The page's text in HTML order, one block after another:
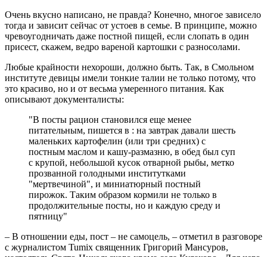
Очень вкусно написано, не правда? Конечно, многое зависело
тогда и зависит сейчас от устоев в семье. В принципе, можно
чревоугодничать даже постной пищей, если слопать в один
присест, скажем, ведро вареной картошки с разносолами.
Любые крайности нехороши, должно быть. Так, в Смольном
институте девицы имели тонкие талии не только потому, что
это красиво, но и от весьма умеренного питания. Как
описывают документалисты:
"В посты рацион становился еще менее
питательным, пишется в : на завтрак давали шесть
маленьких картофелин (или три средних) с
постным маслом и кашу-размазню, в обед был суп
с крупой, небольшой кусок отварной рыбы, метко
прозванной голодными институтками
"мертвечиной", и миниатюрный постный
пирожок. Таким образом кормили не только в
продолжительные посты, но и каждую среду и
пятницу"
– В отношении еды, пост – не самоцель, – отметил в разговоре
с журналистом Tumix священник Григорий Мансуров,